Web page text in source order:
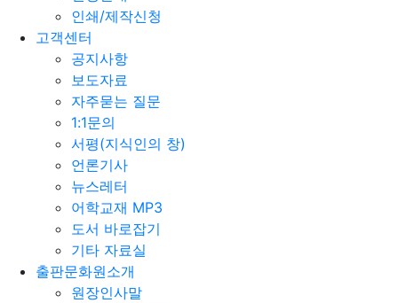
인쇄/제작신청
고객센터
공지사항
보도자료
자주묻는 질문
1:1문의
서평(지식인의 창)
언론기사
뉴스레터
어학교재 MP3
도서 바로잡기
기타 자료실
출판문화원소개
원장인사말